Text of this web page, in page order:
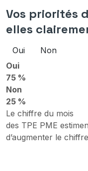
Vos priorités
elles
Oui
Non
Oui
75 %
Non
25 %
Le chiffre du mois
des TPE PME
d’augmenter le